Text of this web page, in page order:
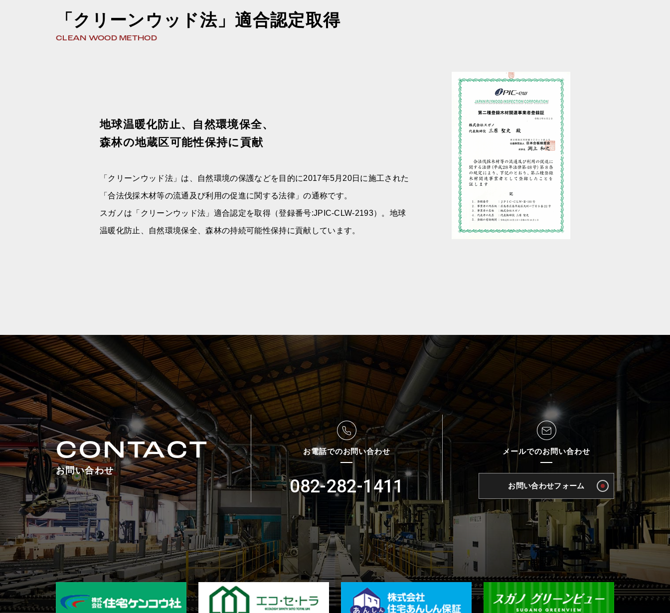
「クリーンウッド法」適合認定取得
CLEAN WOOD METHOD
地球温暖化防止、自然環境保全、
森林の地蔵区可能性保持に貢献
「クリーンウッド法」は、自然環境の保護などを目的に2017年5月20日に施工された
「合法伐採木材等の流通及び利用の促進に関する法律」の通称です。
スガノは「クリーンウッド法」適合認定を取得（登録番号:JPIC-CLW-2193）。地球
温暖化防止、自然環境保全、森林の持続可能性保持に貢献しています。
CONTACT
お問い合わせ
お電話でのお問い合わせ
082-282-1411
メールでのお問い合わせ
お問い合わせフォーム